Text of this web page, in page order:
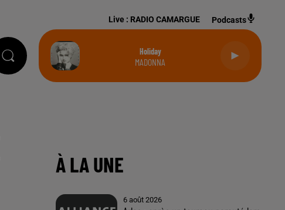
Live : RADIO CAMARGUE Podcasts
Holiday
MADONNA